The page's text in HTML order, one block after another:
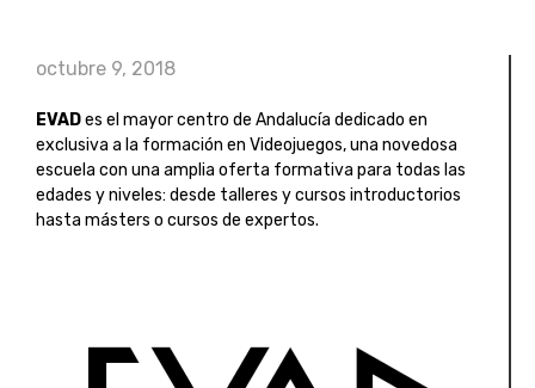
octubre 9, 2018
EVADes el mayor centro de Andalucía dedicado en
exclusiva a la formación en Videojuegos, una novedosa
escuela con una amplia oferta formativa para todas las
edades y niveles: desde talleres y cursos introductorios
hasta másters o cursos de expertos.